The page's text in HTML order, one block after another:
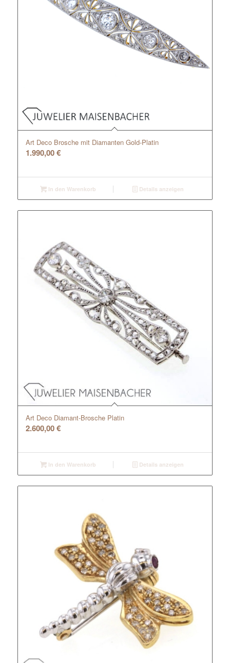
Art Deco Brosche mit Diamanten Gold-Platin
1.990,00€
In den Warenkorb Details anzeigen
Art Deco Diamant-Brosche Platin
2.600,00€
In den Warenkorb Details anzeigen